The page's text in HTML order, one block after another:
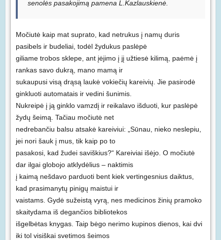
senolės pasakojimą pamena L.Kazlauskienė.
Močiutė kaip mat suprato, kad netrukus į namų duris
pasibels ir budeliai, todėl žydukus paslėpė
giliame trobos sklepe, ant įėjimo į jį užtiesė kilimą, paėmė į
rankas savo dukrą, mano mamą ir
sukaupusi visą drąsą laukė vokiečių kareivių. Jie pasirodė
ginkluoti automatais ir vedini šunimis.
Nukreipė į ją ginklo vamzdį ir reikalavo išduoti, kur paslėpė
žydų šeimą. Tačiau močiutė net
nedrebančiu balsu atsakė kareiviui: „Sūnau, nieko neslepiu,
jei nori šauk į mus, tik kaip po to
pasakosi, kad žudei saviškius?“ Kareiviai išėjo. O močiutė
dar ilgai globojo atklydėlius – naktimis
į kaimą nešdavo parduoti bent kiek vertingesnius daiktus,
kad prasimanytų pinigų maistui ir
vaistams. Gydė sužeistą vyrą, nes medicinos žinių pramoko
skaitydama iš degančios bibliotekos
išgelbėtas knygas. Taip bėgo nerimo kupinos dienos, kai dvi
iki tol visiškai svetimos šeimos